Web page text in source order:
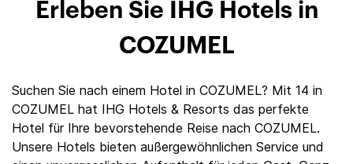
Erleben Sie IHG Hotels in
COZUMEL
Suchen Sie nach einem Hotel in COZUMEL? Mit 14 in
COZUMEL hat IHG Hotels & Resorts das perfekte
Hotel für Ihre bevorstehende Reise nach COZUMEL.
Unsere Hotels bieten außergewöhnlichen Service und